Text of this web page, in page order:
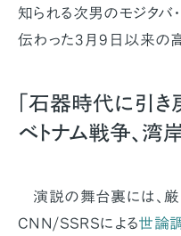
知られる次男のモジタバ
伝わった3月9日以来の高
「石器時代に引
ベトナム戦争、湾
演説の舞台裏には、厳
CNN/SSRSによる世論